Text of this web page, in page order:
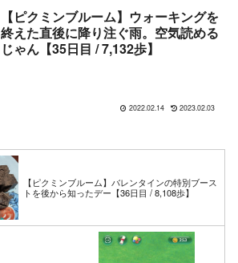
【ピクミンブルーム】ウォーキングを
終えた直後に降り注ぐ雨。空気読める
じゃん【35日目 / 7,132歩】
2022.02.14 2023.02.03
【ピクミンブルーム】バレンタインの特別ブース
トを後から知ったデー【36日目 / 8,108歩】